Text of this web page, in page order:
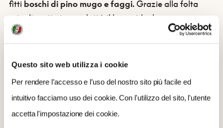
Questo sito web utilizza i cookie
Per rendere l’accesso e l’uso del nostro sito più facile ed
intuitivo facciamo uso dei cookie. Con l'utilizzo del sito, l'utente
accetta l'impostazione dei cookie.
fitti boschi di pino mugo e faggi.Grazie alla folta
rete di sentieri segnalati è il luogo ideale per
un’escursione in autonomia alla scoperta della natura
raggiungere anche i 20 metri di altezza
faggiocon gli aghi sempreverdi del pino.
Per saperne di più:
-la scheda di Fara San Martino sul sito Bandiere